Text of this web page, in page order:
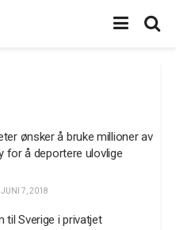
ønsker å bruke millioner av
for å deportere ulovlige
JUNI 7, 2018
til Sverige i privatjet